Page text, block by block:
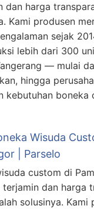
dan harga
Kami produsen
sejak
lebih dari 300
— mulai
hingga
kebutuhan boneka
Wisuda
| Parselo
custom di
dan harga
solusinya. Kami